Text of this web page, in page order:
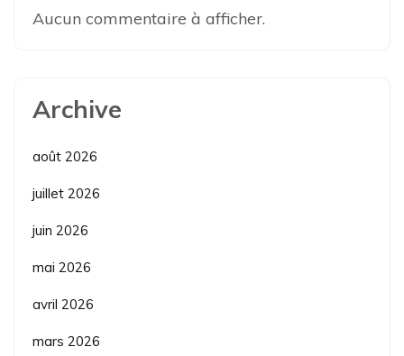
Aucun commentaire à afficher.
Archive
août 2026
juillet 2026
juin 2026
mai 2026
avril 2026
mars 2026